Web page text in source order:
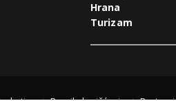
Hrana
Turizam